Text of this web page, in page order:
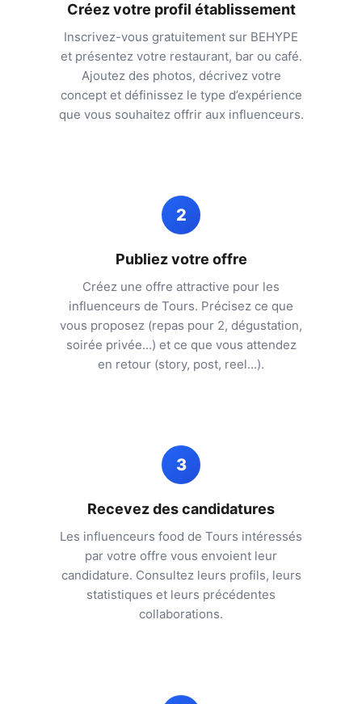
Créez votre profil établissement
Inscrivez-vous gratuitement sur BEHYPE
et présentez votre restaurant, bar ou café.
Ajoutez des photos, décrivez votre
concept et définissez le type d’expérience
que vous souhaitez offrir aux influenceurs.
2
Publiez votre offre
Créez une offre attractive pour les
influenceurs de Tours. Précisez ce que
vous proposez (repas pour 2, dégustation,
soirée privée...) et ce que vous attendez
en retour (story, post, reel...).
3
Recevez des candidatures
Les influenceurs food de Tours intéressés
par votre offre vous envoient leur
candidature. Consultez leurs profils, leurs
statistiques et leurs précédentes
collaborations.